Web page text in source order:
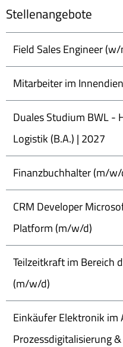
Stellenangebote
Field Sales Engineer
Mitarbeiter im
Duales Studium BWL -
Logistik (B.A.) | 2027
Finanzbuchhalter (m/
CRM Developer
Platform (m/w/d)
Teilzeitkraft im Bereich
(m/w/d)
Einkäufer Elektronik
Prozessdigitalisierung